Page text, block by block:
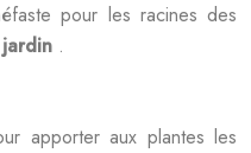
pour les racines des
.
apporter aux plantes les